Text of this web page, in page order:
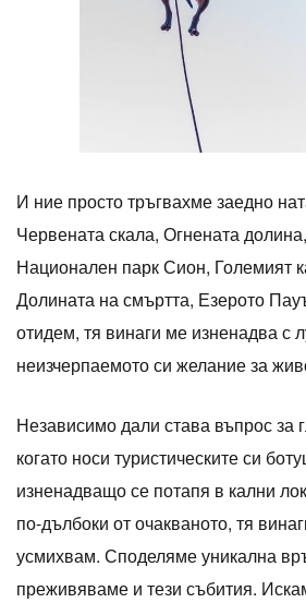
И ние просто тръгвахме заедно
Червената скала, Огнената
Национален парк Сион, Големият
Долината на смъртта, Езерото
отидем, тя винаги ме изненадва с
неизчерпаемото си желание за
Независимо дали става въпрос за
когато носи туристическите си
изненадващо се потапя в кални
по-дълбоки от очакваното, тя
усмихвам. Споделяме уникална
преживяваме и тези събития.